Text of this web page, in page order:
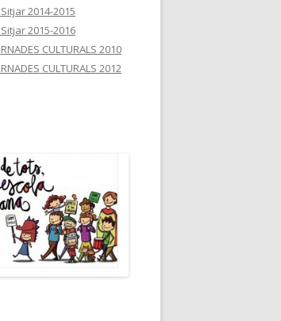
2014-2015
2015-2016
CULTURALS 2010
CULTURALS 2012